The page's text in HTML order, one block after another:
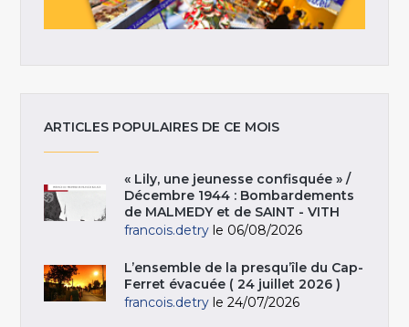
ARTICLES POPULAIRES DE CE MOIS
« Lily, une jeunesse confisquée » /
Décembre 1944 : Bombardements
de MALMEDY et de SAINT - VITH
francois.detry le 06/08/2026
L’ensemble de la presqu’île du Cap-
Ferret évacuée ( 24 juillet 2026 )
francois.detry le 24/07/2026